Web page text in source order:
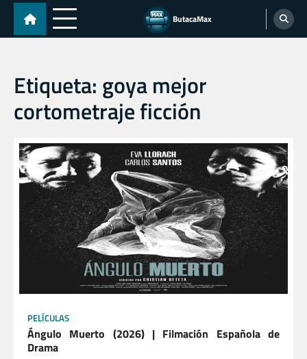
Skip
content
ButacaMax
Etiqueta: goya mejor
cortometraje ficción
PELÍCULAS
Ángulo Muerto (2026) | Filmación Española de
Drama